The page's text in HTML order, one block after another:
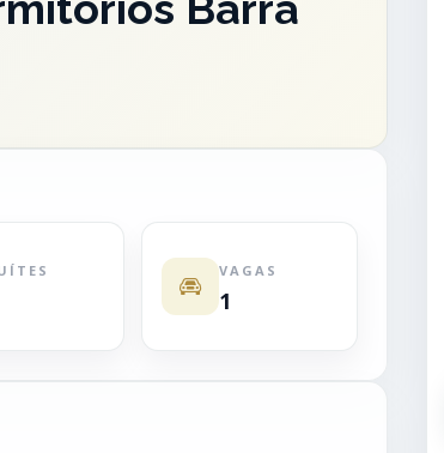
VAGAS
1